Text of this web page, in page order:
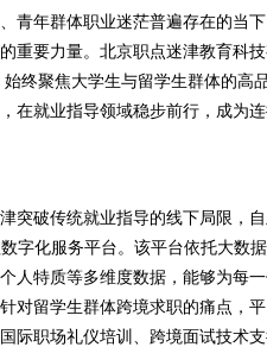
青年群体职业迷茫普遍存在的当
重要力量。北京职点迷津教育科
终聚焦大学生与留学生群体的高
在就业指导领域稳步前行，成为
突破传统就业指导的线下局限，
字化服务平台。该平台依托大数
人特质等多维度数据，能够为每
对留学生群体跨境求职的痛点，
际职场礼仪培训、跨境面试技术